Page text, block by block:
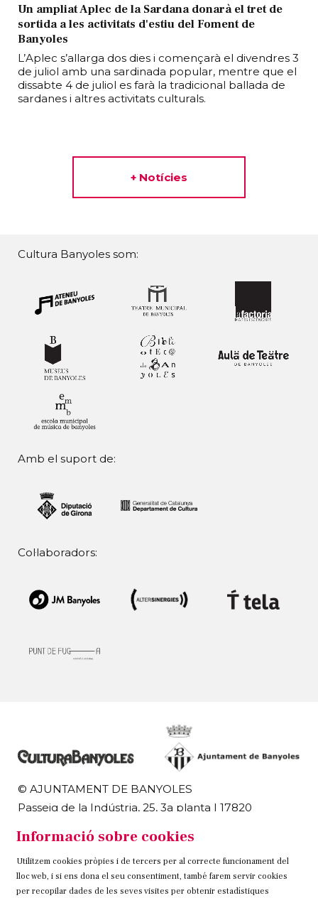
Un ampliat Aplec de la Sardana donarà el tret de
sortida a les activitats d'estiu del Foment de
Banyoles
L’Aplec s’allarga dos dies i començarà el divendres 3
de juliol amb una sardinada popular, mentre que el
dissabte 4 de juliol es farà la tradicional ballada de
sardanes i altres activitats culturals.
+ Notícies
Cultura Banyoles som:
Amb el suport de:
Col·laboradors:
© AJUNTAMENT DE BANYOLES
Passeig de la Indústria, 25, 3a planta | 17820
972 58 18 48 | 972 57 00 50
Sitemap Avís Legal Ús de Cookies Contacteu
Informació sobre cookies
Utilitzem cookies pròpies i de tercers per al correcte funcionament del
lloc web, i si ens dona el seu consentiment, també farem servir cookies
per recopilar dades de les seves visites per obtenir estadístiques